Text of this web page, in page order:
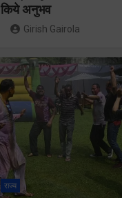
किये अनुभव
Girish Gairola
राज्य